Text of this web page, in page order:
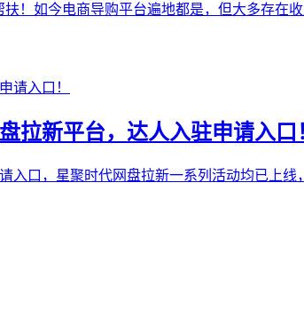
！如今电商导购平台遍地都是，但大多存
拉新平台，达人入驻申请入口
入口，星聚时代网盘拉新一系列活动均已上